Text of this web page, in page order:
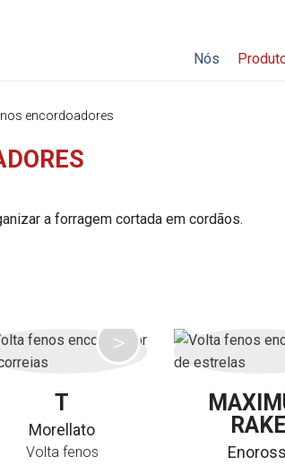
Nós
encordoadores
a forragem cortada em cordãos.
T
Morellato
Volta fenos
RAKE